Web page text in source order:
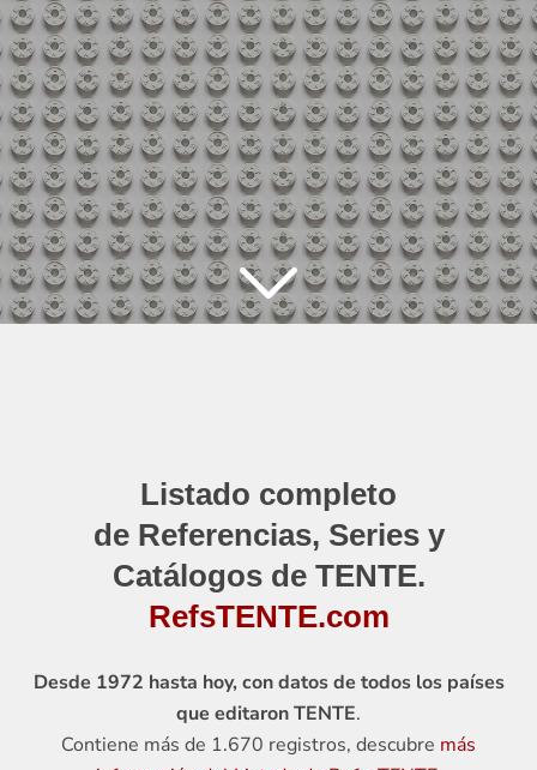
Listado completo
de Referencias, Series y
Catálogos de TENTE.
RefsTENTE.com
Desde 1972 hasta hoy, con datos de todos los países
que editaron TENTE.
Contiene más de 1.670 registros, descubre más